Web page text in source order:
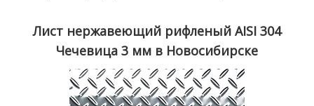
Лист нержавеющий рифленый AISI 304
Чечевица 3 мм в Новосибирске